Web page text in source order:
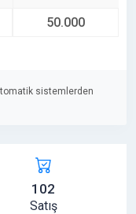
50.000
sistemlerden
102
Satış